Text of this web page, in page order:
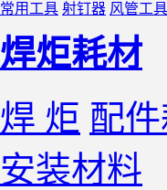
常用工具 射钉器 风管工具
焊炬耗材
焊 炬 配
安装材料